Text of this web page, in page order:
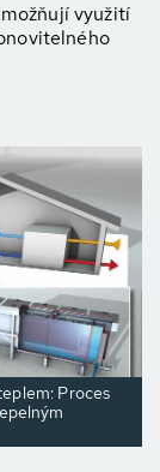
využití
Proces